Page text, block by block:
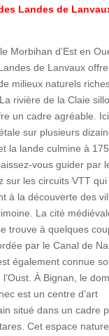
Landes de
Morbihan d’Est en
de Lanvaux
milieux naturels
rivière de la Claie
un cadre agréable.
sur plusieurs
la lande culmine à
vous guider par
sur les circuits VTT qui
à la découverte des
La cité
trouve à quelques
par le Canal de
également connue
À Bignan, le
est un centre d’art
situé dans un cadre
Cet espace